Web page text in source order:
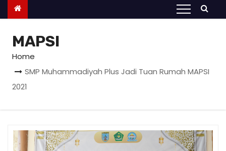
MAPSI
Home
SMP Muhammadiyah Plus Jadi Tuan Rumah MAPSI
2021